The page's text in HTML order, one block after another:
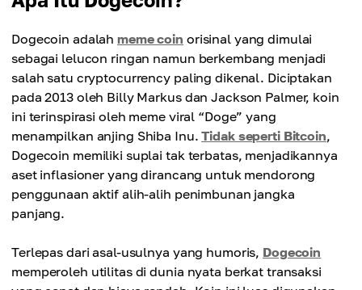
Dogecoin adalahmeme coin orisinal yang dimulai
sebagai lelucon ringan namun berkembang menjadi
salah satu cryptocurrency paling dikenal. Diciptakan
pada 2013 oleh Billy Markus dan Jackson Palmer, koin
ini terinspirasi oleh meme viral “Doge” yang
menampilkan anjing Shiba Inu.Tidak seperti Bitcoin,
Dogecoin memiliki suplai tak terbatas, menjadikannya
aset inflasioner yang dirancang untuk mendorong
penggunaan aktif alih-alih penimbunan jangka
panjang.
Terlepas dari asal-usulnya yang humoris, Dogecoin
memperoleh utilitas di dunia nyata berkat transaksi